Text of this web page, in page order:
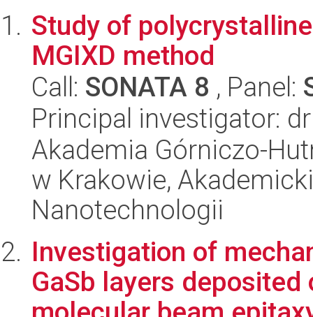
Study of
MGIXD method
Call: SONATA 8 , Panel:
Principal investigator:
Akademia Górniczo-
w Krakowie,
Nanotechnologii
Investigation of
GaSb layers